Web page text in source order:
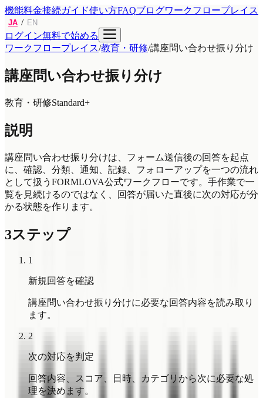
機能料金接続ガイド使い方FAQブログワークフロープレイス
JA / EN
ログイン無料で始める
ワークフロープレイス/教育・研修/講座問い合わせ振り分け
講座問い合わせ振り分け
教育・研修Standard+
説明
講座問い合わせ振り分けは、フォーム送信後の回答を起点
に、確認、分類、通知、記録、フォローアップを一つの流れ
として扱うFORMLOVA公式ワークフローです。手作業で一
覧を見続けるのではなく、回答が届いた直後に次の対応が分
かる状態を作ります。
3ステップ
1
新規回答を確認
講座問い合わせ振り分けに必要な回答内容を読み取り
ます。
2
次の対応を判定
回答内容、スコア、日時、カテゴリから次に必要な処
理を決めます。